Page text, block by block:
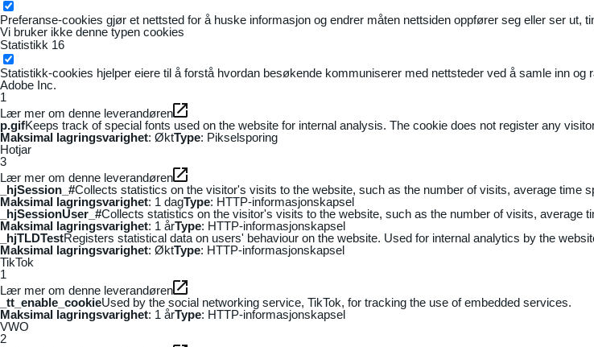
Preferanse-cookies gjør et nettsted for å huske informasjon og endrer måten nettsiden oppfører seg eller ser ut,
Vi bruker ikke denne typen cookies
Statistikk 16
Statistikk-cookies hjelper eiere til å forstå hvordan besøkende kommuniserer med nettsteder ved å samle inn og
Adobe Inc.
1
Lær mer om denne leverandøren
p.gifKeeps track of special fonts used on the website for internal analysis. The cookie does not register any
Maksimal lagringsvarighet: ØktType: Pikselsporing
Hotjar
3
Lær mer om denne leverandøren
_hjSession_#Collects statistics on the visitor's visits to the website, such as the number of visits, average time
Maksimal lagringsvarighet: 1 dagType: HTTP-informasjonskapsel
_hjSessionUser_#Collects statistics on the visitor's visits to the website, such as the number of visits, average
Maksimal lagringsvarighet: 1 årType: HTTP-informasjonskapsel
_hjTLDTestRegisters statistical data on users' behaviour on the website. Used for internal analytics by the
Maksimal lagringsvarighet: ØktType: HTTP-informasjonskapsel
TikTok
1
Lær mer om denne leverandøren
_tt_enable_cookieUsed by the social networking service, TikTok, for tracking the use of embedded services.
Maksimal lagringsvarighet: 1 årType: HTTP-informasjonskapsel
VWO
2